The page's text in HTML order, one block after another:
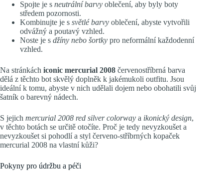
Spojte je s neutrální barvy oblečení, aby byly boty
středem pozornosti.
Kombinujte je s světlé barvy oblečení, abyste vytvořili
odvážný a poutavý vzhled.
Noste je s džíny nebo šortky pro neformální každodenní
vzhled.
Na stránkách iconic mercurial 2008 červenostříbrná barva
dělá z těchto bot skvělý doplněk k jakémukoli outfitu. Jsou
ideální k tomu, abyste v nich udělali dojem nebo obohatili svůj
šatník o barevný nádech.
S jejich mercurial 2008 red silver colorway a ikonický design,
v těchto botách se určitě otočíte. Proč je tedy nevyzkoušet a
nevyzkoušet si pohodlí a styl červeno-stříbrných kopaček
mercurial 2008 na vlastní kůži?
Pokyny pro údržbu a péči